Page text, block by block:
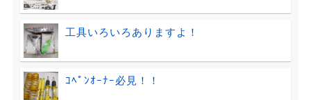
工具いろいろありますよ！
ｺﾍﾟﾝｵｰﾅｰ必見！！